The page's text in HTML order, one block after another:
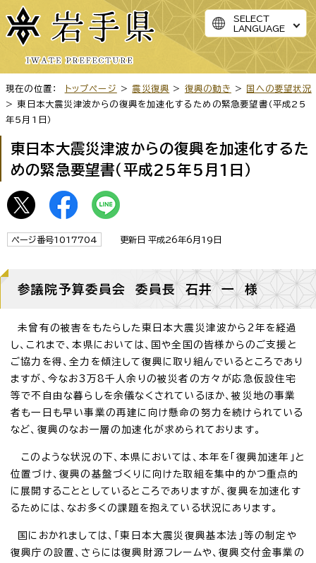
SELECT
LANGUAGE
現在の位置： トップページ > 震災復興 > 復興の動き >
国への要望状況
> 東日本大震災津波からの復興を加速化するための緊急要望書（平成25
年5月1日）
東日本大震災津波からの復興を加速化するた
めの緊急要望書（平成25年5月1日）
ページ番号1017704 更新日 平成26年6月19日
参議院予算委員会 委員長 石井 一 様
未曾有の被害をもたらした東日本大震災津波から2年を経過
し、これまで、本県においては、国や全国の皆様からのご支援と
ご協力を得、全力を傾注して復興に取り組んでいるところであり
ますが、今なお3万8千人余りの被災者の方々が応急仮設住宅
等で不自由な暮らしを余儀なくされているほか、被災地の事業
者も一日も早い事業の再建に向け懸命の努力を続けられている
など、復興のなお一層の加速化が求められております。
このような状況の下、本県においては、本年を「復興加速年」と
位置づけ、復興の基盤づくりに向けた取組を集中的かつ重点的
に展開することとしているところでありますが、復興を加速化す
るためには、なお多くの課題を抱えている状況にあります。
国におかれましては、「東日本大震災復興基本法」等の制定や
復興庁の設置、さらには復興財源フレームや、復興交付金事業の